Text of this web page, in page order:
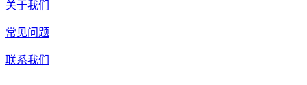
关于我们
常见问题
联系我们